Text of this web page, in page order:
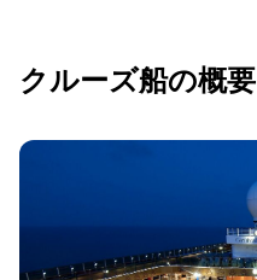
クルーズ船の概要